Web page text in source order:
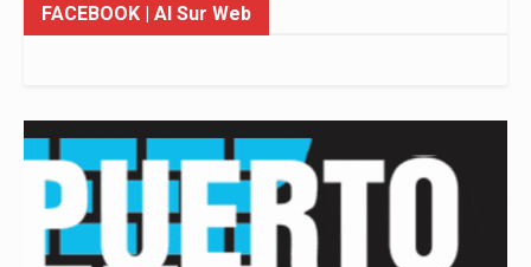
FACEBOOK | Al Sur Web